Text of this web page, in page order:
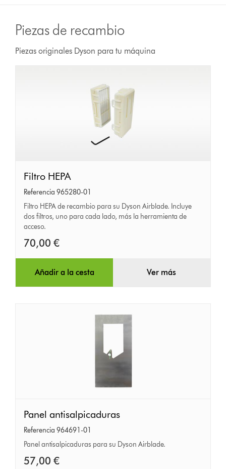
Piezas de recambio
Piezas originales Dyson para tu máquina
HEPA
Filtro HEPA
Referencia 965280-01
Filtro HEPA de recambio para su Dyson Airblade. Incluye
dos filtros, uno para cada lado, más la herramienta de
acceso.
70,00 €
Añadir a la cesta Ver más
antisalpicaduras
Panel antisalpicaduras
Referencia 964691-01
Panel antisalpicaduras para su Dyson Airblade.
57,00 €